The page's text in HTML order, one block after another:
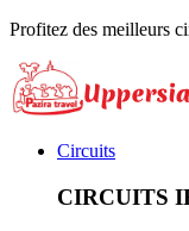
Profitez des meilleurs
Circuits
CIRCUITS